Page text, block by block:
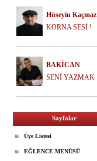
Hüseyin Kaçmaz
KORNA SESİ !
BAKİCAN
SENİ YAZMAK
Sayfalar
Üye Listesi
EĞLENCE MENÜSÜ